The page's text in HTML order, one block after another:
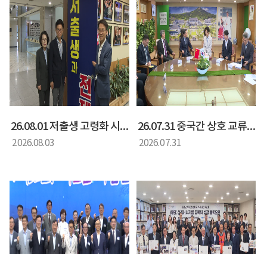
26.08.01 저출생 고령화 시대 대응 방안 정책간담회
2026.08.03
26.07.31 중국간 상호 교류 협력을 위한 간담회
2026.07.31